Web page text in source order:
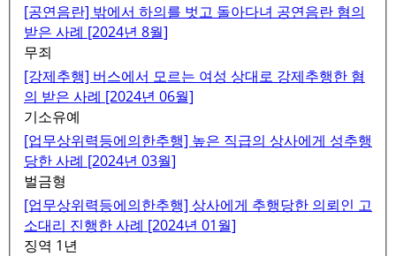
[공연음란] 밖에서 하의를 벗고 돌아다녀 공연음란 혐의
받은 사례 [2024년 8월]
무죄
[강제추행] 버스에서 모르는 여성 상대로 강제추행한 혐
의 받은 사례 [2024년 06월]
기소유예
[업무상위력등에의한추행] 높은 직급의 상사에게 성추행
당한 사례 [2024년 03월]
벌금형
[업무상위력등에의한추행] 상사에게 추행당한 의뢰인 고
소대리 진행한 사례 [2024년 01월]
징역 1년